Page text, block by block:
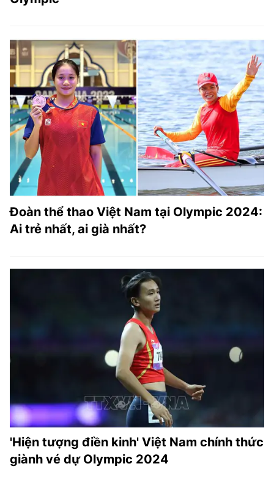
Đoàn thể thao Việt Nam tại Olympic 2024:
Ai trẻ nhất, ai già nhất?
'Hiện tượng điền kinh' Việt Nam chính thức
giành vé dự Olympic 2024